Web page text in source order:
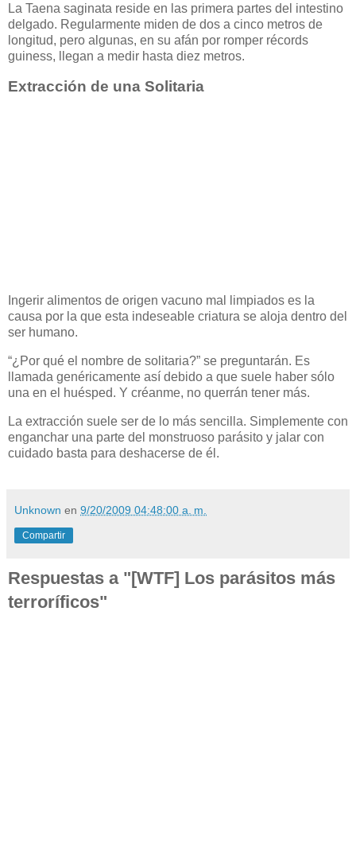
La Taena saginata reside en las primera partes del intestino
delgado. Regularmente miden de dos a cinco metros de
longitud, pero algunas, en su afán por romper récords
guiness, llegan a medir hasta diez metros.
Extracción de una Solitaria
Ingerir alimentos de origen vacuno mal limpiados es la
causa por la que esta indeseable criatura se aloja dentro del
ser humano.
“¿Por qué el nombre de solitaria?” se preguntarán. Es
llamada genéricamente así debido a que suele haber sólo
una en el huésped. Y créanme, no querrán tener más.
La extracción suele ser de lo más sencilla. Simplemente con
enganchar una parte del monstruoso parásito y jalar con
cuidado basta para deshacerse de él.
Unknown en 9/20/2009 04:48:00 a. m.
Compartir
Respuestas a "[WTF] Los parásitos más
terroríficos"